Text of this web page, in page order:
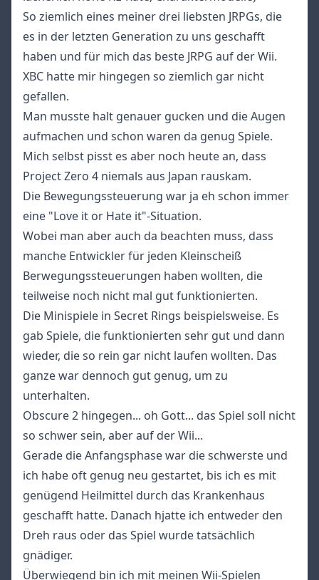
So ziemlich eines meiner drei liebsten JRPGs, die
es in der letzten Generation zu uns geschafft
haben und für mich das beste JRPG auf der Wii.
XBC hatte mir hingegen so ziemlich gar nicht
gefallen.
Man musste halt genauer gucken und die Augen
aufmachen und schon waren da genug Spiele.
Mich selbst pisst es aber noch heute an, dass
Project Zero 4 niemals aus Japan rauskam.
Die Bewegungssteuerung war ja eh schon immer
eine "Love it or Hate it"-Situation.
Wobei man aber auch da beachten muss, dass
manche Entwickler für jeden Kleinscheiß
Berwegungssteuerungen haben wollten, die
teilweise noch nicht mal gut funktionierten.
Die Minispiele in Secret Rings beispielsweise. Es
gab Spiele, die funktionierten sehr gut und dann
wieder, die so rein gar nicht laufen wollten. Das
ganze war dennoch gut genug, um zu
unterhalten.
Obscure 2 hingegen... oh Gott... das Spiel soll nicht
so schwer sein, aber auf der Wii...
Gerade die Anfangsphase war die schwerste und
ich habe oft genug neu gestartet, bis ich es mit
genügend Heilmittel durch das Krankenhaus
geschafft hatte. Danach hjatte ich entweder den
Dreh raus oder das Spiel wurde tatsächlich
gnädiger.
Überwiegend bin ich mit meinen Wii-Spielen